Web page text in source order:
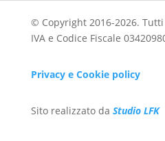
© Copyright 2016-2026.
IVA e Codice Fiscale
Privacy e Cookie policy
Sito realizzato da Studio LFK